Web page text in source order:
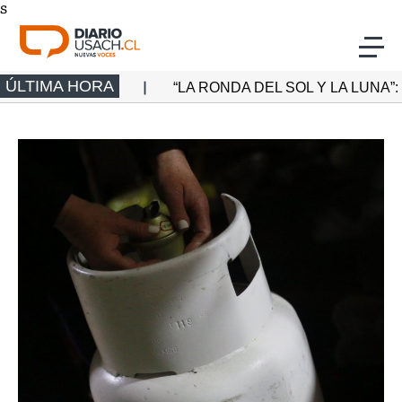
s
Click acá para ir directamente al contenido
ÚLTIMA HORA
EN LA LUNA “LA RONDA DEL SOL Y LA LUNA”:
Actualidad
Investigación
Cultura
Deporte
Multimedia
Programas Radio Usach
Programas Santiago TV